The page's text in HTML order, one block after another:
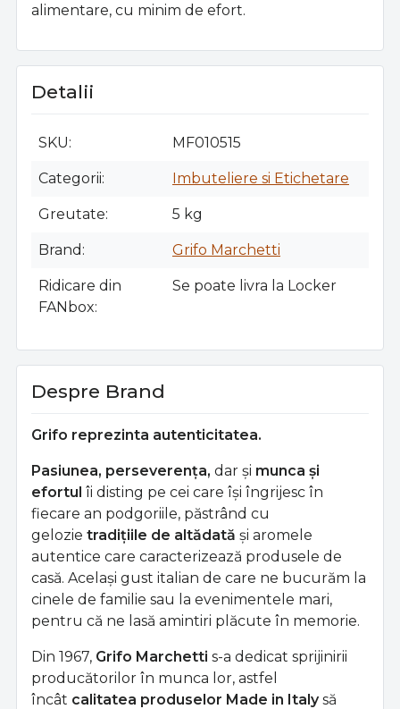
alimentare, cu minim de efort.
Detalii
SKU MF010515
Categorii Imbuteliere si Etichetare
Greutate 5 kg
Brand Grifo Marchetti
Ridicare din
FANbox
Se poate livra la Locker
Despre Brand
Grifo reprezinta autenticitatea.
Pasiunea, perseverența, dar și munca și
efortul îi disting pe cei care își îngrijesc în
fiecare an podgoriile, păstrând cu
gelozie tradițiile de altădată și aromele
autentice care caracterizează produsele de
casă. Același gust italian de care ne bucurăm la
cinele de familie sau la evenimentele mari,
pentru că ne lasă amintiri plăcute în memorie.
Din 1967, Grifo Marchetti s-a dedicat sprijinirii
producătorilor în munca lor, astfel
încât calitatea produselor Made in Italysă